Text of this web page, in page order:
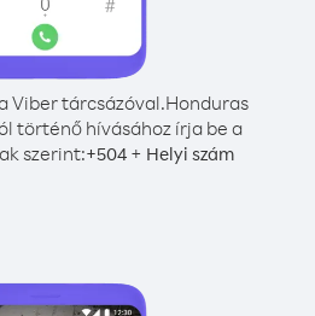
Viber tárcsázóval.Honduras
történő hívásához írja be a
szerint:+504+ Helyi szám